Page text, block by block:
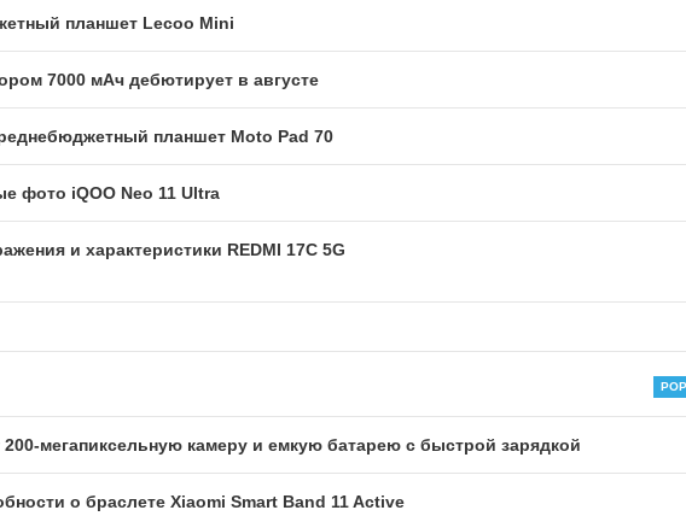
планшет Lecoo Mini
7000 мАч дебютирует в августе
планшет Moto Pad 70
фото iQOO Neo 11 Ultra
и характеристики REDMI 17C 5G
200-мегапиксельную камеру и емкую батарею с быстрой зарядкой
о браслете Xiaomi Smart Band 11 Active